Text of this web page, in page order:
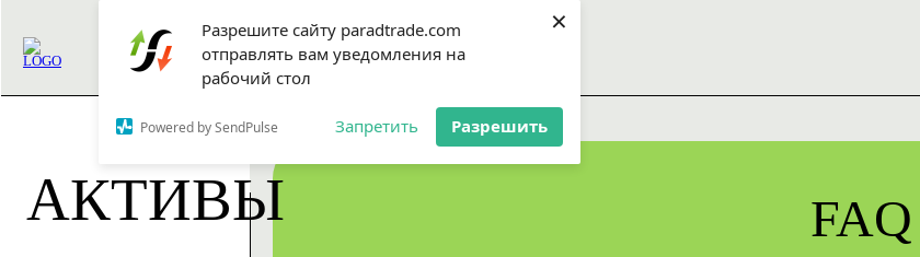
Разрешите сайту paradtrade.com
отправлять вам уведомления на
рабочий стол
Powered by SendPulse Запретить Разрешить
×
SLEEP. EAT. TRADE.
АКТИВЫ
Сервис
FAQ